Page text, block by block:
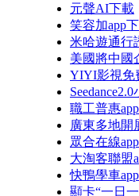
元聲AI下載
笑容加app
米哈遊通行
美國將中國
YIYI影視免
職工普惠
廣東多地開
眾合在線
大淘客聯盟
快鴨學車
顯卡“一日